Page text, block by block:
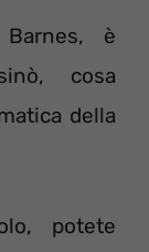
è
cosa
della
potete